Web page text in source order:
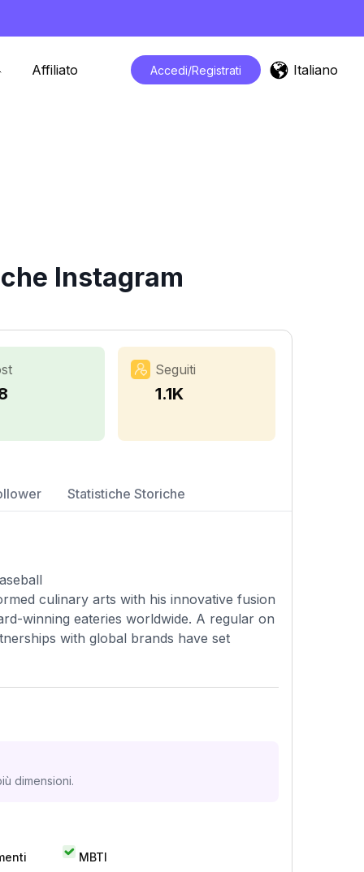
Affiliato Accedi/Registrati Italiano
Instagram
Seguiti
1.1K
Statistiche Storiche
culinary arts with his innovative fusion
winning eateries worldwide. A regular on
with global brands have set
dimensioni.
MBTI